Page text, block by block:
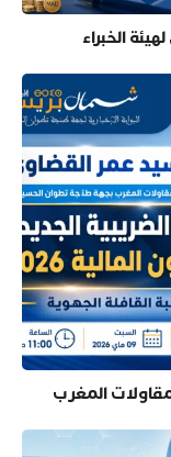
الخبراء
المغرب